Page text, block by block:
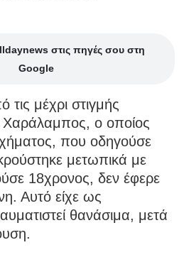
στις πηγές σου στη
Google
μέχρι στιγμής
Χαράλαμπος, ο οποίος
που οδηγούσε
μετωπικά με
18χρονος, δεν έφερε
Αυτό είχε ως
θανάσιμα, μετά